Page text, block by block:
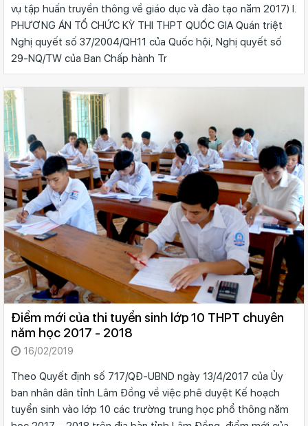
vụ tập huấn truyền thông về giáo dục và đào tạo năm 2017) I.
PHƯƠNG ÁN TỔ CHỨC KỲ THI THPT QUỐC GIA Quán triệt
Nghị quyết số 37/2004/QH11 của Quốc hội, Nghị quyết số
29-NQ/TW của Ban Chấp hành Tr
Điểm mới của thi tuyển sinh lớp 10 THPT chuyên
năm học 2017 - 2018
16/02/2019
Theo Quyết định số 717/QĐ-UBND ngày 13/4/2017 của Ủy
ban nhân dân tỉnh Lâm Đồng về việc phê duyệt Kế hoạch
tuyển sinh vào lớp 10 các trường trung học phổ thông năm